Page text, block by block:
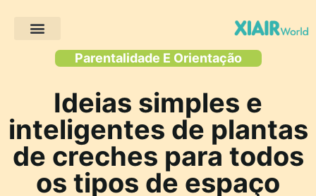
Parentalidade E Orientação
Ideias simples e
inteligentes de plantas
de creches para todos
os tipos de espaço